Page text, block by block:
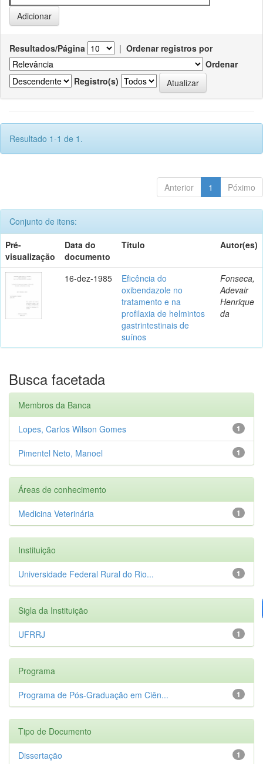
Resultados/Página | Ordenar registros por
Ordenar
Registro(s)
Resultado 1-1 de 1.
Anterior 1 Póximo
Conjunto de itens:
Pré-
visualização
Data do
documento
Título Autor(es)
16-dez-1985
Eficência do
oxibendazole no
tratamento e na
profilaxia de helmintos
gastrintestinais de
suínos
Fonseca,
Adevair
Henrique
da
Busca facetada
Membros da Banca
1
Lopes, Carlos Wilson Gomes
1
Pimentel Neto, Manoel
Áreas de conhecimento
1
Medicina Veterinária
Instituição
1
Universidade Federal Rural do Rio...
Sigla da Instituição
1
UFRRJ
Programa
1
Programa de Pós-Graduação em Ciên...
Tipo de Documento
1
Dissertação